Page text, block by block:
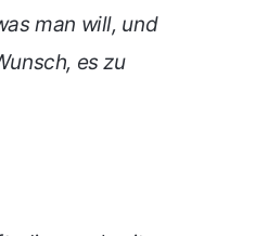
man will, und
es zu